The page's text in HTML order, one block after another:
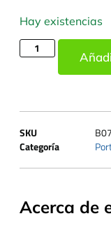
Hay existencias
SKU
Categoría
Acerca de